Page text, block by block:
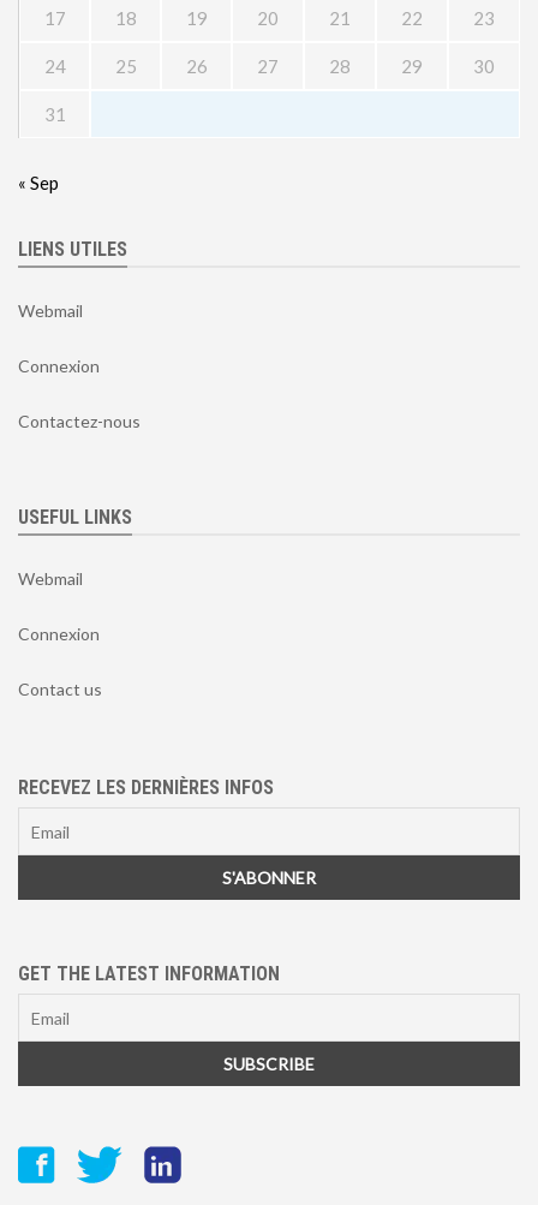
17 18 19 20 21 22 23
24 25 26 27 28 29 30
31
« Sep
LIENS UTILES
Webmail
Connexion
Contactez-nous
USEFUL LINKS
Webmail
Connexion
Contact us
RECEVEZ LES DERNIÈRES INFOS
GET THE LATEST INFORMATION